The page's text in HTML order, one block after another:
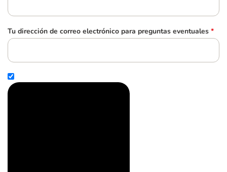
Tu dirección de correo electrónico para preguntas eventuales *